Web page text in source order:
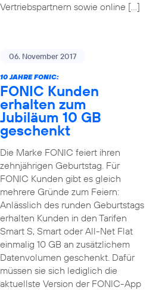
Vertriebspartnern sowie online […]
06. November 2017
10 JAHRE FONIC:
FONIC Kunden
erhalten zum
Jubiläum 10 GB
geschenkt
Die Marke FONIC feiert ihren
zehnjährigen Geburtstag. Für
FONIC Kunden gibt es gleich
mehrere Gründe zum Feiern:
Anlässlich des runden Geburtstags
erhalten Kunden in den Tarifen
Smart S, Smart oder All-Net Flat
einmalig 10 GB an zusätzlichem
Datenvolumen geschenkt. Dafür
müssen sie sich lediglich die
aktuellste Version der FONIC-App